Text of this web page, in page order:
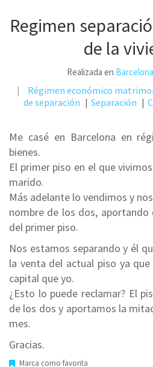
Regimen
de la
Realizada en Barcelona
Régimen económico
de separación
Separación
Me casé en Barcelona en
bienes.
El primer piso en el que
marido.
Más adelante lo vendimos y
nombre de los dos,
del primer piso.
Nos estamos separando y él
la venta del actual piso ya
capital que yo.
¿Esto lo puede reclamar? El
de los dos y aportamos la
mes.
Gracias.
Marca como favorita